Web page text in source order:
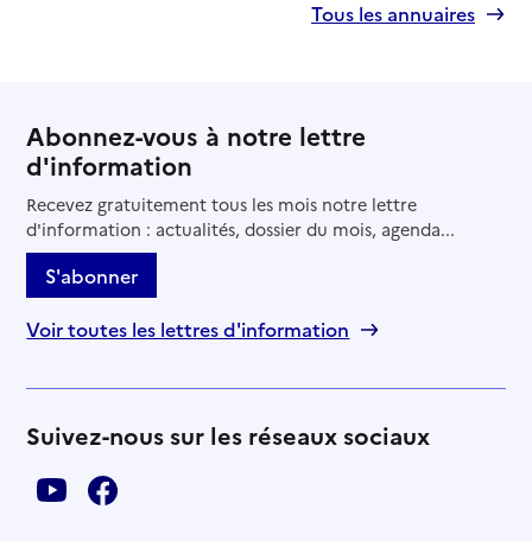
Tous les annuaires
Abonnez-vous à notre lettre
d'information
Recevez gratuitement tous les mois notre lettre
d'information : actualités, dossier du mois, agenda...
S'abonner
Voir toutes les lettres d'information
Suivez-nous sur les réseaux sociaux